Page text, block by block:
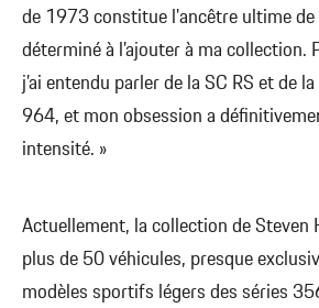
de 1973 constitue l'ancêtre ultime de
déterminé à l’ajouter à ma collection.
j’ai entendu parler de la SC RS et de
964, et mon obsession a
intensité. »
Actuellement, la collection de Steven
plus de 50 véhicules, presque
modèles sportifs légers des séries